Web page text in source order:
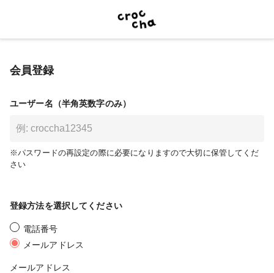
会員登録
ユーザー名（半角英数字のみ）
※パスワードの再設定の際に必要になりますので大切に保管してくだ
さい
登録方法を選択してください
電話番号
メールアドレス
メールアドレス